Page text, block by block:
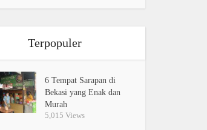
Terpopuler
6 Tempat Sarapan di
Bekasi yang Enak dan
Murah
5,015 Views